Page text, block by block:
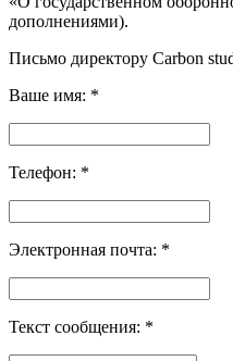
дополнениями).
Письмо директору Carbon
Ваше имя: *
Телефон: *
Электронная почта: *
Текст сообщения: *